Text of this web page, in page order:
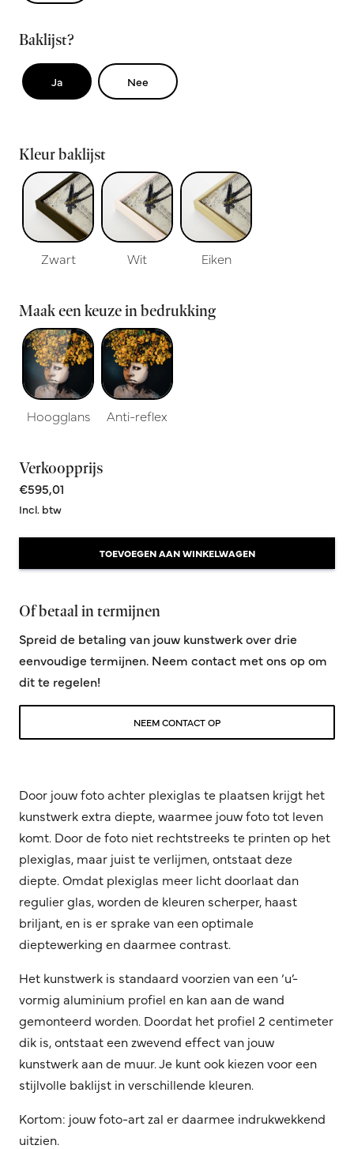
Baklijst?
Ja Nee
Kleur baklijst
Zwart Wit Eiken
Maak een keuze in bedrukking
Hoogglans Anti-reflex
Verkoopprijs
€595,01
Incl. btw
TOEVOEGEN AAN WINKELWAGEN
Of betaal in termijnen
Spreid de betaling van jouw kunstwerk over drie
eenvoudige termijnen. Neem contact met ons op om
dit te regelen!
NEEM CONTACT OP
Door jouw foto achter plexiglas te plaatsen krijgt het
kunstwerk extra diepte, waarmee jouw foto tot leven
komt. Door de foto niet rechtstreeks te printen op het
plexiglas, maar juist te verlijmen, ontstaat deze
diepte. Omdat plexiglas meer licht doorlaat dan
regulier glas, worden de kleuren scherper, haast
briljant, en is er sprake van een optimale
dieptewerking en daarmee contrast.
Het kunstwerk is standaard voorzien van een ‘u’-
vormig aluminium profiel en kan aan de wand
gemonteerd worden. Doordat het profiel 2 centimeter
dik is, ontstaat een zwevend effect van jouw
kunstwerk aan de muur. Je kunt ook kiezen voor een
stijlvolle baklijst in verschillende kleuren.
Kortom: jouw foto-art zal er daarmee indrukwekkend
uitzien.